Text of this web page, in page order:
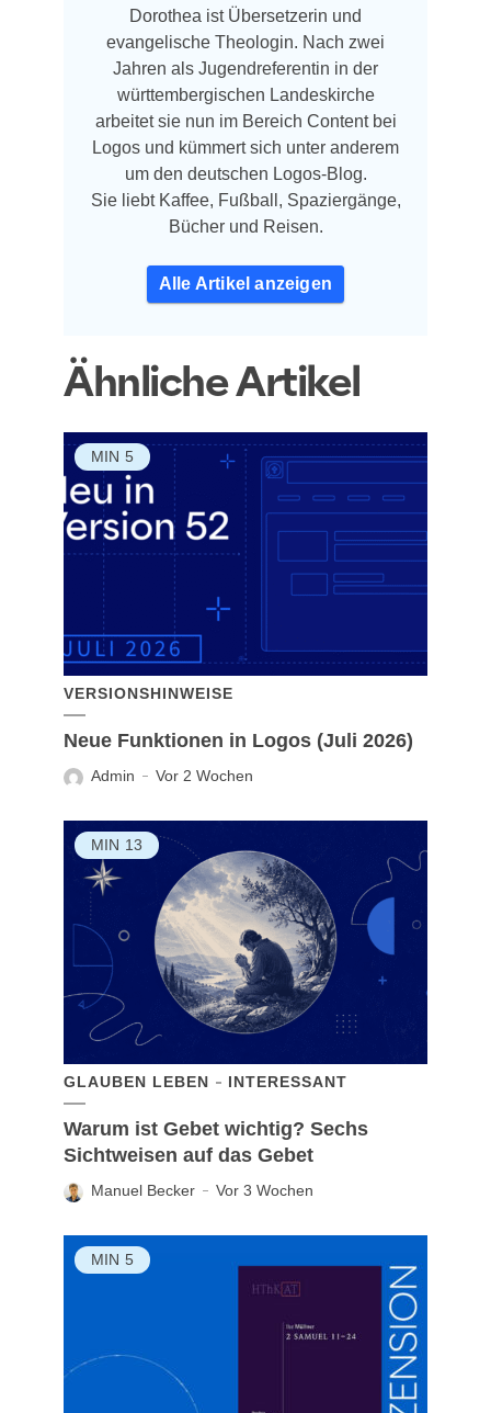
Dorothea ist Übersetzerin und
evangelische Theologin. Nach zwei
Jahren als Jugendreferentin in der
württembergischen Landeskirche
arbeitet sie nun im Bereich Content bei
Logos und kümmert sich unter anderem
um den deutschen Logos-Blog.
Sie liebt Kaffee, Fußball, Spaziergänge,
Bücher und Reisen.
Alle Artikel anzeigen
Ähnliche Artikel
MIN 5
VERSIONSHINWEISE
Neue Funktionen in Logos (Juli 2026)
Admin Vor 2 Wochen
MIN 13
GLAUBEN LEBEN INTERESSANT
Warum ist Gebet wichtig? Sechs
Sichtweisen auf das Gebet
Manuel Becker Vor 3 Wochen
MIN 5